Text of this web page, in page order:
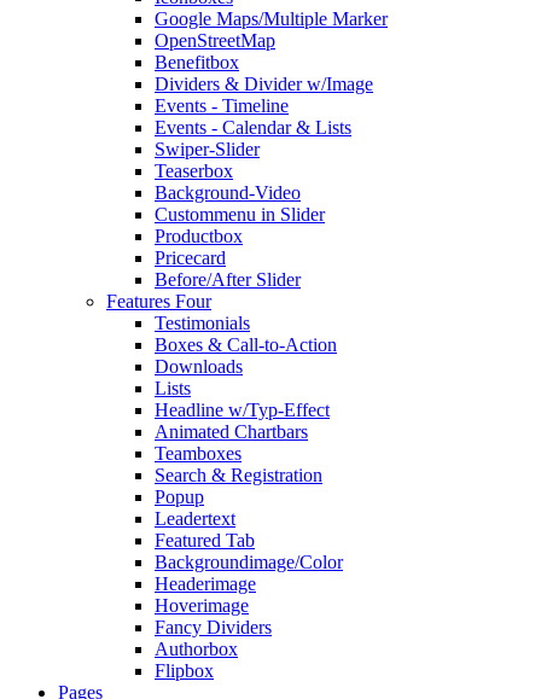
Google Maps/Multiple Marker
OpenStreetMap
Benefitbox
Dividers & Divider w/Image
Events - Timeline
Events - Calendar & Lists
Swiper-Slider
Teaserbox
Background-Video
Custommenu in Slider
Productbox
Pricecard
Before/After Slider
Features Four
Testimonials
Boxes & Call-to-Action
Downloads
Lists
Headline w/Typ-Effect
Animated Chartbars
Teamboxes
Search & Registration
Popup
Leadertext
Featured Tab
Backgroundimage/Color
Headerimage
Hoverimage
Fancy Dividers
Authorbox
Flipbox
Pages